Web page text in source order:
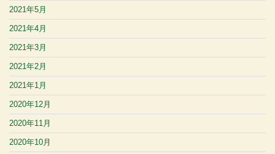
2021年5月
2021年4月
2021年3月
2021年2月
2021年1月
2020年12月
2020年11月
2020年10月